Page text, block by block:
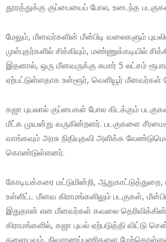
தூரத்துக்கு குப்பையைப் போல, உடைந்த
மேலும், மீனவர்களின் மீன்பிடி வலைகளும்
முள்புதர்களில் சிக்கியும், மண்ணுக்கடியில்
இதனால், ஒரு மீனவருக்கு சுமார் 5 லட்சம்
ஏற்பட்டுள்ளதாக உள்ளூர், வெளியூர்
கஜா புயலால் குப்பைகள் போல கிடக்கும்
மீட்க முயன்று வருகின்றனர். படகுகளை
வாங்கவும் அரசு நிதியுதவி அளிக்க
கொண்டுள்ளனர்.
கோடியக்கரை மட்டுமின்றி,
உள்ளிட்ட மீனவ கிராமங்களிலும் படகுகள்,
இதுதான் என மீனவர்கள் கவலை
கிராமங்களில், கஜா புயல் ஏற்படுத்தி விட்டு
களையவும், நிவாரணப்பணிகளை